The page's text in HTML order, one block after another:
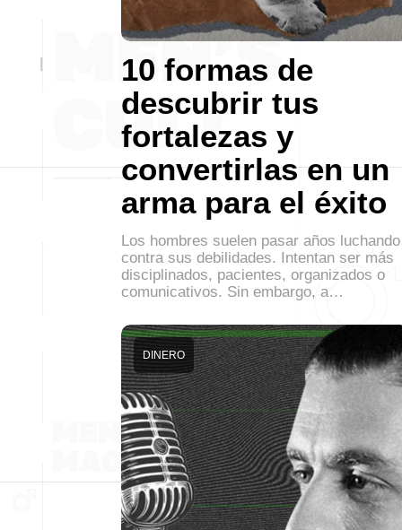
10 formas de
descubrir tus
fortalezas y
convertirlas en un
arma para el éxito
Los hombres suelen pasar años luchando
contra sus debilidades. Intentan ser más
disciplinados, pacientes, organizados o
comunicativos. Sin embargo, a…
DINERO